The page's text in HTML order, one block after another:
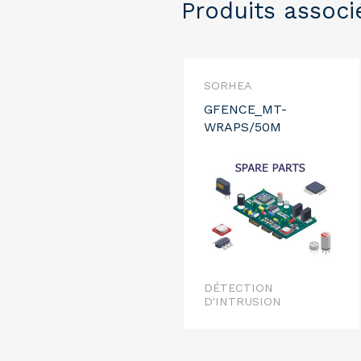
Produits
SORHEA
GFENCE_MT-
WRAPS/50M
DÉTECTION
D'INTRUSION